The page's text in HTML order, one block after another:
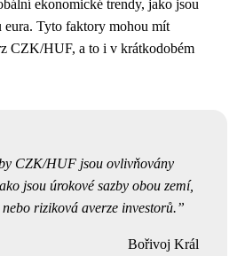
ekonomické trendy, jako jsou
Tyto faktory mohou mít
CZK/HUF, a to i v krátkodobém
CZK/HUF jsou ovlivňovány
jsou úrokové sazby obou zemí,
riziková averze investorů.
Bořivoj Král